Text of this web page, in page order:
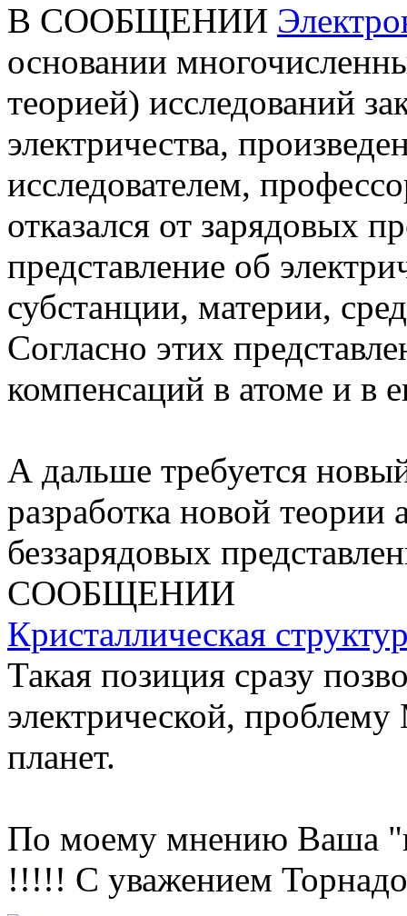
В СООБЩЕНИИ
основании
теорией) исследований
электричества,
исследователем,
отказался от зарядовых
представление об
субстанции, материи,
Согласно этих
компенсаций в атоме и в
А дальше требуется
разработка новой
беззарядовых
СООБЩЕНИИ
Кристаллическая
Такая позиция сразу
электрической,
планет.
По моему мнению Ваша
!!!!! С уважением